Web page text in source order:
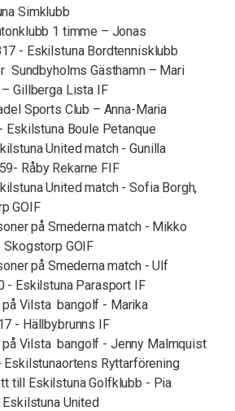
Simklubb
1 timme – Jonas
- Eskilstuna Bordtennisklubb
Sundbyholms Gästhamn – Mari
Gillberga Lista IF
Sports Club – Anna-Maria
Eskilstuna Boule Petanque
United match - Gunilla
Råby Rekarne FIF
United match - Sofia Borgh,
GOIF
på Smederna match - Mikko
Skogstorp GOIF
på Smederna match - Ulf
- Eskilstuna Parasport IF
Vilsta bangolf - Marika
- Hällbybrunns IF
Vilsta bangolf - Jenny Malmquist
Eskilstunaortens Ryttarförening
till Eskilstuna Golfklubb - Pia
United